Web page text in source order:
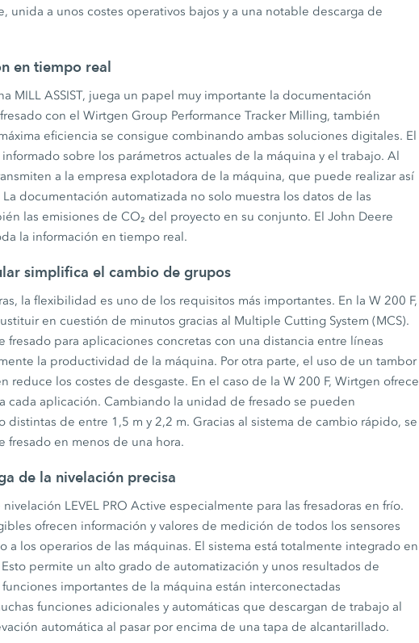
unida a unos costes operativos bajos y a una notable descarga de
en tiempo real
MILL ASSIST, juega un papel muy importante la documentación
con el Wirtgen Group Performance Tracker Milling, también
eficiencia se consigue combinando ambas soluciones digitales. El
sobre los parámetros actuales de la máquina y el trabajo. Al
a la empresa explotadora de la máquina, que puede realizar así
documentación automatizada no solo muestra los datos de las
las emisiones de CO₂ del proyecto en su conjunto. El John Deere
la información en tiempo real.
simplifica el cambio de grupos
la flexibilidad es uno de los requisitos más importantes. En la W 200 F,
en cuestión de minutos gracias al Multiple Cutting System (MCS).
fresado para aplicaciones concretas con una distancia entre líneas
la productividad de la máquina. Por otra parte, el uso de un tambor
reduce los costes de desgaste. En el caso de la W 200 F, Wirtgen ofrece
cada aplicación. Cambiando la unidad de fresado se pueden
distintas de entre 1,5 m y 2,2 m. Gracias al sistema de cambio rápido, se
en menos de una hora.
de la nivelación precisa
LEVEL PRO Active especialmente para las fresadoras en frío.
ofrecen información y valores de medición de todos los sensores
a los operarios de las máquinas. El sistema está totalmente integrado en
permite un alto grado de automatización y unos resultados de
importantes de la máquina están interconectadas
funciones adicionales y automáticas que descargan de trabajo al
automática al pasar por encima de una tapa de alcantarillado.